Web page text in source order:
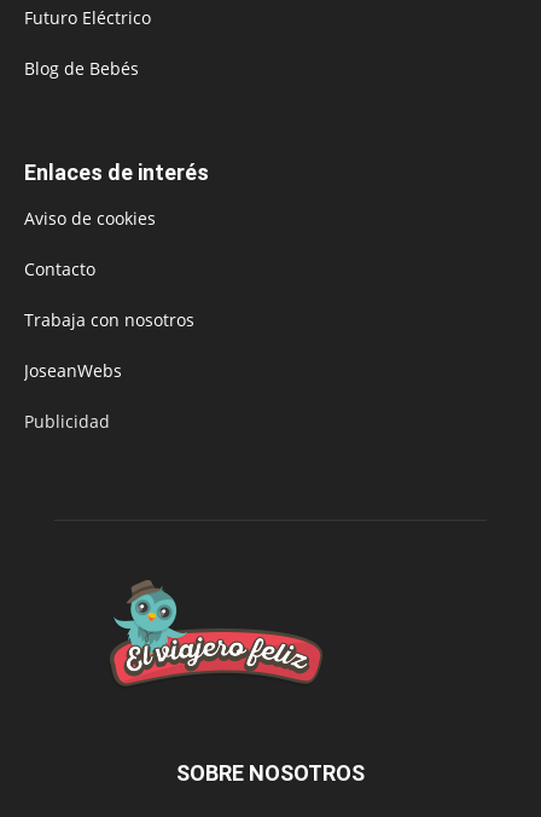
Futuro Eléctrico
Blog de Bebés
Enlaces de interés
Aviso de cookies
Contacto
Trabaja con nosotros
JoseanWebs
Publicidad
SOBRE NOSOTROS